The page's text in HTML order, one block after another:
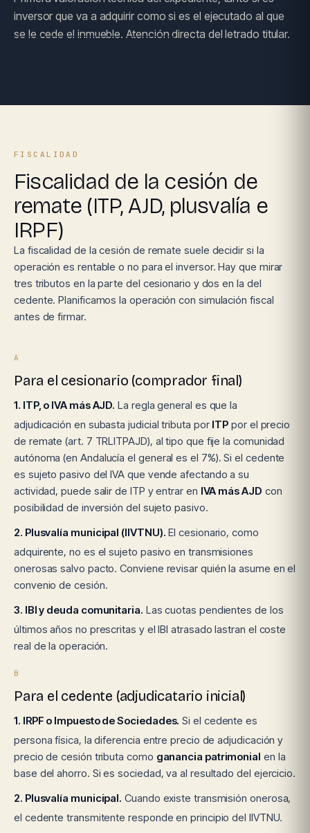
inversor que va a adquirir como si es el ejecutado al que
se le cede el inmueble. Atención directa del letrado titular.
FISCALIDAD
Fiscalidad de la cesión de
remate (ITP, AJD, plusvalía e
IRPF)
La fiscalidad de la cesión de remate suele decidir si la
operación es rentable o no para el inversor. Hay que mirar
tres tributos en la parte del cesionario y dos en la del
cedente. Planificamos la operación con simulación fiscal
antes de firmar.
A
Para el cesionario (comprador final)
1. ITP, o IVA más AJD. La regla general es que la
adjudicación en subasta judicial tributa por ITP por el precio
de remate (art. 7 TRLITPAJD), al tipo que fije la comunidad
autónoma (en Andalucía el general es el 7%). Si el cedente
es sujeto pasivo del IVA que vende afectando a su
actividad, puede salir de ITP y entrar en IVA más AJD con
posibilidad de inversión del sujeto pasivo.
2. Plusvalía municipal (IIVTNU). El cesionario, como
adquirente, no es el sujeto pasivo en transmisiones
onerosas salvo pacto. Conviene revisar quién la asume en el
convenio de cesión.
3. IBI y deuda comunitaria. Las cuotas pendientes de los
últimos años no prescritas y el IBI atrasado lastran el coste
real de la operación.
B
Para el cedente (adjudicatario inicial)
1. IRPF o Impuesto de Sociedades. Si el cedente es
persona física, la diferencia entre precio de adjudicación y
precio de cesión tributa como ganancia patrimonial en la
base del ahorro. Si es sociedad, va al resultado del ejercicio.
2. Plusvalía municipal. Cuando existe transmisión onerosa,
el cedente transmitente responde en principio del IIVTNU.